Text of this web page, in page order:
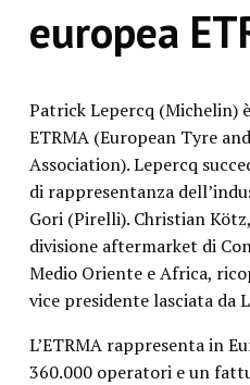
europea
Patrick Lepercq (Michelin)
ETRMA (European Tyre
Association). Lepercq
di rappresentanza
Gori (Pirelli). Christian
divisione aftermarket di
Medio Oriente e Africa,
vice presidente lasciata da
L’ETRMA rappresenta in
360.000 operatori e un